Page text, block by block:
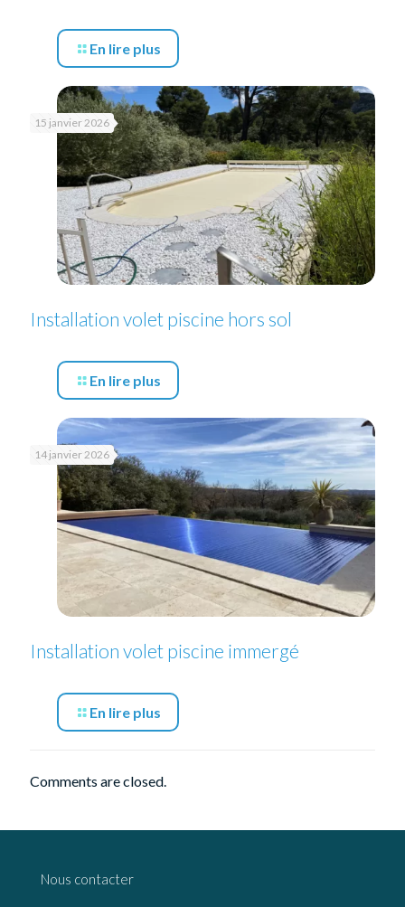
En lire plus
15 janvier 2026
Installation volet piscine hors sol
En lire plus
14 janvier 2026
Installation volet piscine immergé
En lire plus
Comments are closed.
Nous contacter